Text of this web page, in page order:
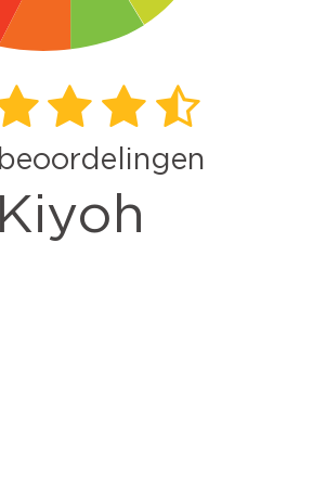
beoordelingen
Kiyoh